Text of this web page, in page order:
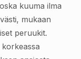
kuuma ilma
mukaan
peruukit.